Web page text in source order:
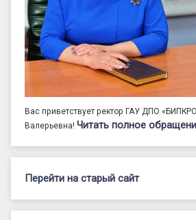
Вас приветствует ректор ГАУ ДПО
Валерьевна! Читать полное
Перейти на старый сайт